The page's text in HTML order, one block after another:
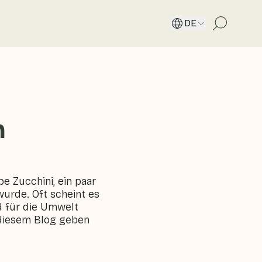
DE
Zucchini, ein paar
Oft scheint es
für die Umwelt
Blog geben